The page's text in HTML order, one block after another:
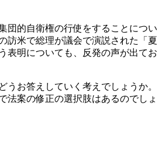
団的自衛権の行使をすることについ
訪米で総理が議会で演説された「夏
表明についても、反発の声が出てお
お答えしていく考えでしょうか。
法案の修正の選択肢はあるのでしょ